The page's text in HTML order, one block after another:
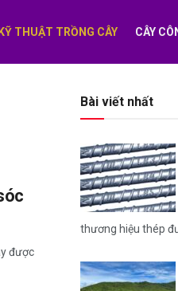
KỸ THUẬT TRỒNG CÂY CÂY
được
Bài viết nhất
thương hiệu thép